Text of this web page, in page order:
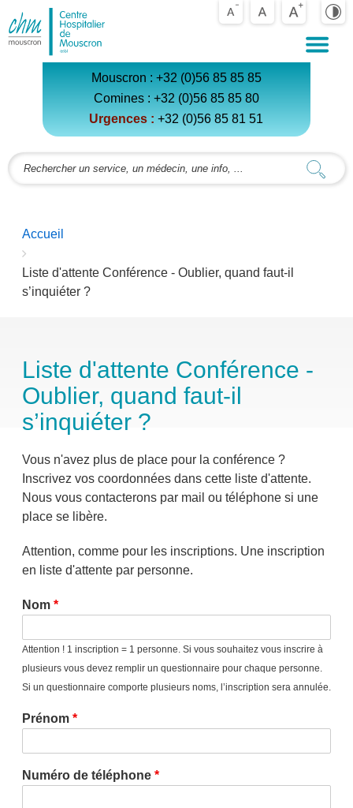
Hospitalier
de
Mouscron
Mouscron : +32 (0)56 85 85 85
Comines : +32 (0)56 85 85 80
Urgences : +32 (0)56 85 81 51
You
are
here:
Accueil
Liste d'attente Conférence - Oublier, quand faut-il
s’inquiéter ?
Liste d'attente Conférence -
Oublier, quand faut-il
s’inquiéter ?
Vous n'avez plus de place pour la conférence ?
Inscrivez vos coordonnées dans cette liste d'attente.
Nous vous contacterons par mail ou téléphone si une
place se libère.
Attention, comme pour les inscriptions. Une inscription
en liste d'attente par personne.
Nom
Attention ! 1 inscription = 1 personne. Si vous souhaitez vous inscrire à
plusieurs vous devez remplir un questionnaire pour chaque personne.
Si un questionnaire comporte plusieurs noms, l’inscription sera annulée.
Prénom
Numéro de téléphone